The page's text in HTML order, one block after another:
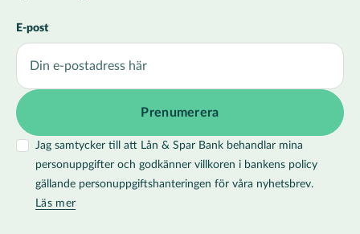
E-post
Jag samtycker till att Lån & Spar Bank behandlar mina
personuppgifter och godkänner villkoren i bankens policy
gällande personuppgiftshanteringen för våra nyhetsbrev.
Läs mer